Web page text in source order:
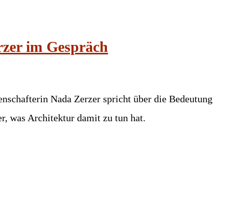
im Gespräch
Nada Zerzer spricht über die Bedeutung
was Architektur damit zu tun hat.